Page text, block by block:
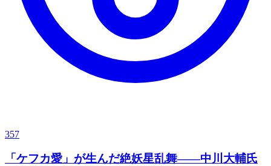
357
「ケフカ愛」が生んだ絶妖星乱舞——中川大輔氏